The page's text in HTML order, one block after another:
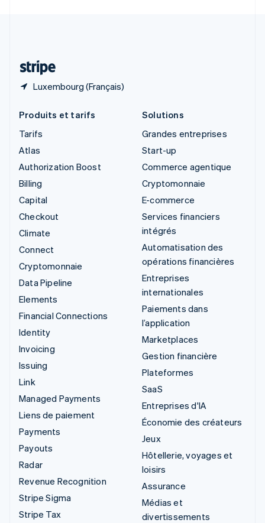
Luxembourg (Français)
Produits et tarifs
Tarifs
Atlas
Authorization Boost
Billing
Capital
Checkout
Climate
Connect
Cryptomonnaie
Data Pipeline
Elements
Financial Connections
Identity
Invoicing
Issuing
Link
Managed Payments
Liens de paiement
Payments
Payouts
Radar
Revenue Recognition
Stripe Sigma
Stripe Tax
Solutions
Grandes entreprises
Start-up
Commerce agentique
Cryptomonnaie
E-commerce
Services financiers
intégrés
Automatisation des
opérations financières
Entreprises
internationales
Paiements dans
l’application
Marketplaces
Gestion financière
Plateformes
SaaS
Entreprises d'IA
Économie des créateurs
Jeux
Hôtellerie, voyages et
loisirs
Assurance
Médias et
divertissements